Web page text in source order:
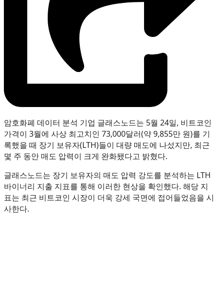
암호화폐 데이터 분석 기업 글래스노드는 5월 24일, 비트코인
가격이 3월에 사상 최고치인 73,000달러(약 9,855만 원)를 기
록했을 때 장기 보유자(LTH)들이 대량 매도에 나섰지만, 최근
몇 주 동안 매도 압력이 크게 완화됐다고 밝혔다.
글래스노드는 장기 보유자의 매도 압력 강도를 분석하는 LTH
바이너리 지출 지표를 통해 이러한 현상을 확인했다. 해당 지
표는 최근 비트코인 시장이 더욱 강세 국면에 접어들었음을 시
사한다.